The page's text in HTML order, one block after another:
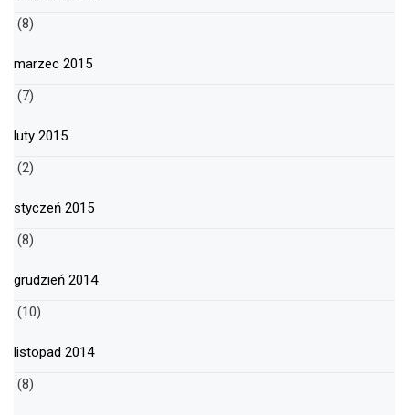
(8)
marzec 2015
(7)
luty 2015
(2)
styczeń 2015
(8)
grudzień 2014
(10)
listopad 2014
(8)